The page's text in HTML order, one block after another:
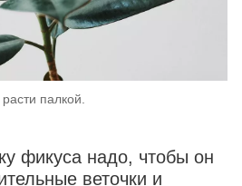
палкой.
фикуса надо, чтобы он
веточки и